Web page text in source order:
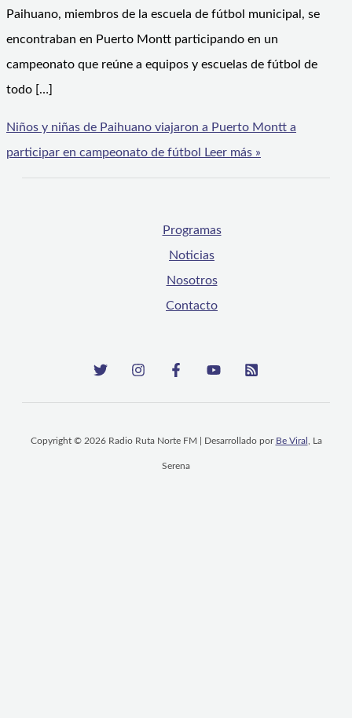
Paihuano, miembros de la escuela de fútbol municipal, se
encontraban en Puerto Montt participando en un
campeonato que reúne a equipos y escuelas de fútbol de
todo […]
Niños y niñas de Paihuano viajaron a Puerto Montt a
participar en campeonato de fútbol
Leer más »
Programas
Noticias
Nosotros
Contacto
Copyright © 2026 Radio Ruta Norte FM | Desarrollado por Be Viral , La
Serena